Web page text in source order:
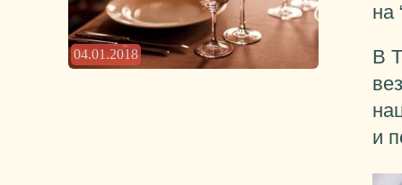
04.01.2018
на
В
и